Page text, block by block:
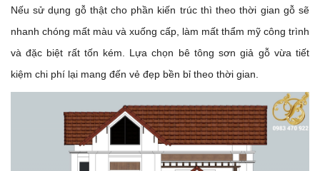
Nếu sử dụng gỗ thật cho phần kiến trúc thì theo thời gian gỗ sẽ
nhanh chóng mất màu và xuống cấp, làm mất thẩm mỹ công trình
và đặc biệt rất tốn kém. Lựa chọn bê tông sơn giả gỗ vừa tiết
kiệm chi phí lại mang đến vẻ đẹp bền bỉ theo thời gian.